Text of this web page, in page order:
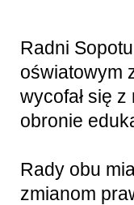
Radni
oświatowym
wycofał się
obronie
Rady obu
zmianom